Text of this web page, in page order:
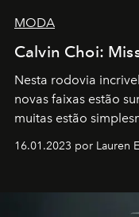
MODA
Calvin Choi:
Nesta rodovia
novas faixas estão
muitas estão
transportador
por propósitos, com
16.01.2023 por Lauren